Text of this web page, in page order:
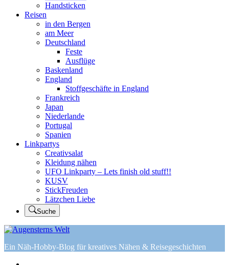
Handsticken
Reisen
in den Bergen
am Meer
Deutschland
Feste
Ausflüge
Baskenland
England
Stoffgeschäfte in England
Frankreich
Japan
Niederlande
Portugal
Spanien
Linkpartys
Creativsalat
Kleidung nähen
UFO Linkparty – Lets finish old stuff!!
KUSV
StickFreuden
Lätzchen Liebe
Suche
Ein Näh-Hobby-Blog für kreatives Nähen & Reisegeschichten